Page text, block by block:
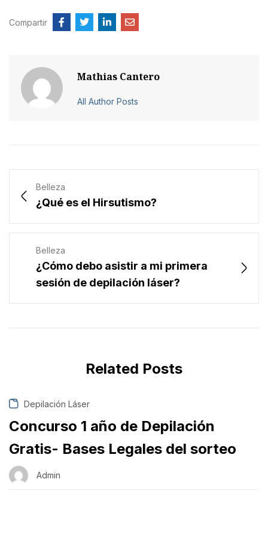
Compartir
Mathias Cantero
All Author Posts
Belleza
¿Qué es el Hirsutismo?
Belleza
¿Cómo debo asistir a mi primera
sesión de depilación láser?
Related Posts
Depilación Láser
Concurso 1 año de Depilación
Gratis- Bases Legales del sorteo
Admin